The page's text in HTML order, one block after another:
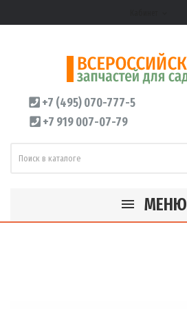
+7 (495) 070-777-5
+7 919 007-07-79
МЕНЮ